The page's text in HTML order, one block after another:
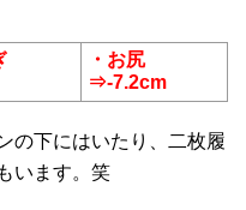
・お尻
⇒-7.2cm
の下にはいたり、二枚履
います。笑